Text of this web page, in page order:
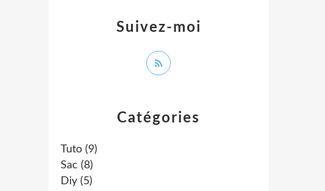
Catégories
Tuto (9)
Sac (8)
Diy (5)
Suivez-moi